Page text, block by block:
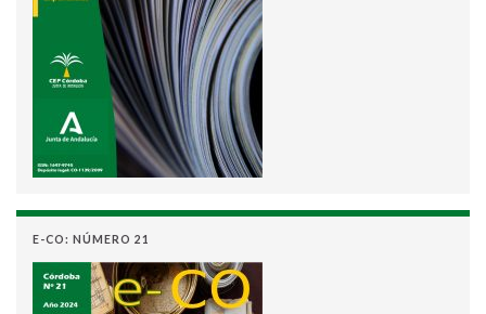
E-CO: NÚMERO 21